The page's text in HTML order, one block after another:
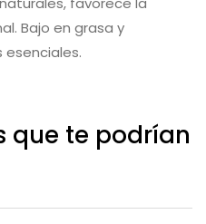
Bajo en grasa y
que te podrían